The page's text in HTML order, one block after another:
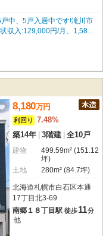
中、5戸入居中です!滝川市
収入:129,000円/月、1,584,0
3室×3,000円×4カ月=36,00
円/月、1,896,000円/年
8,180万円
利回り
7.48%
築14年 3階建 全10戸
建物
499.59m² (151.12
坪)
土地
280m² (84.7坪)
北海道札幌市白石区本通
17丁目北3-69
南郷１８丁目駅 徒歩11分
他